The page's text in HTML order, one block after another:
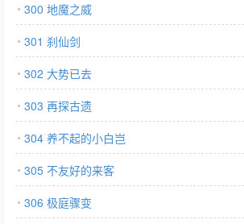
300 地魔之威
301 刹仙剑
302 大势已去
303 再探古遗
304 养不起的小白岂
305 不友好的来客
306 极庭骤变